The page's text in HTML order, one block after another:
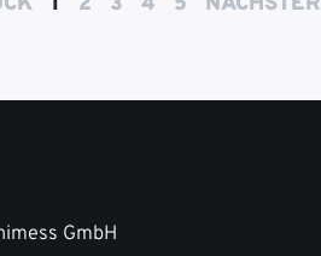
GmbH